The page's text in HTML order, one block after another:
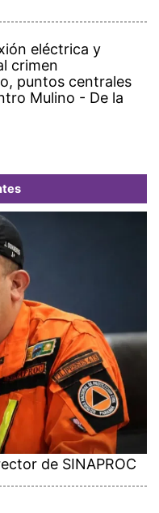
eléctrica y
crimen
puntos centrales
Mulino - De la
de SINAPROC